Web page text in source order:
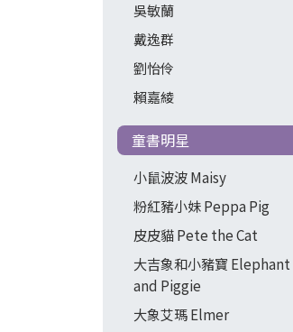
吳敏蘭
戴逸群
劉怡伶
賴嘉綾
童書明星
小鼠波波 Maisy
粉紅豬小妹 Peppa Pig
皮皮貓 Pete the Cat
大吉象和小豬寶 Elephant
and Piggie
大象艾瑪 Elmer